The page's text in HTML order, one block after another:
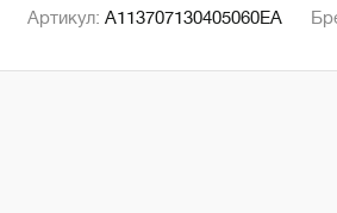
Артикул: A113707130405060EA